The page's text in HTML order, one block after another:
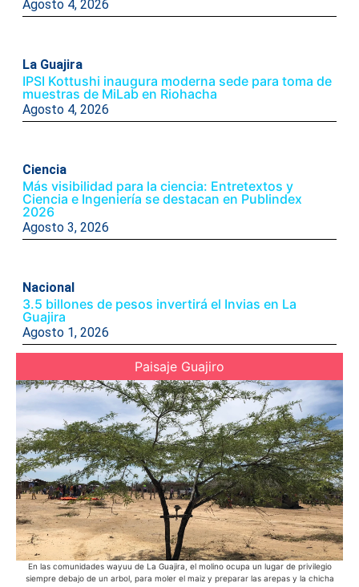
Agosto 4, 2026
La Guajira
IPSI Kottushi inaugura moderna sede para toma de
muestras de MiLab en Riohacha
Agosto 4, 2026
Ciencia
Más visibilidad para la ciencia: Entretextos y
Ciencia e Ingeniería se destacan en Publindex
2026
Agosto 3, 2026
Nacional
3.5 billones de pesos invertirá el Invias en La
Guajira
Agosto 1, 2026
Paisaje Guajiro
En las comunidades wayuu de La Guajira, el molino ocupa un lugar de privilegio
siempre debajo de un arbol, para moler el maiz y preparar las arepas y la chicha